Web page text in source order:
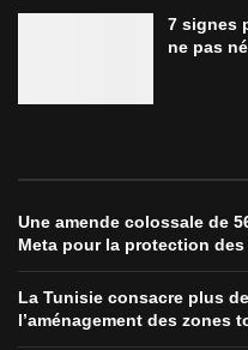
7 signes
ne pas
Une amende colossale de
Meta pour la protection
La Tunisie consacre plus
l’aménagement des zones